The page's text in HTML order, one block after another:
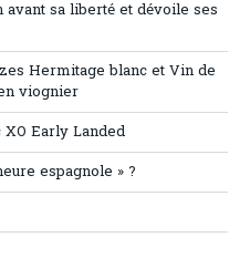
avant sa liberté et dévoile ses
Hermitage blanc et Vin de
viognier
Early Landed
espagnole » ?